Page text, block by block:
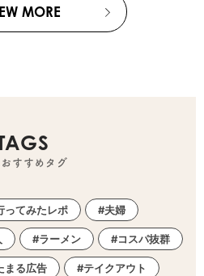
MORE
すすめタグ
ってみたレポ 夫婦
ラーメン コスパ抜群
まる広告 テイクアウト